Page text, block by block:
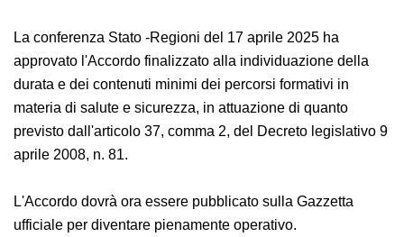
La conferenza Stato -Regioni del 17 aprile 2025 ha
approvato l'Accordo finalizzato alla individuazione della
durata e dei contenuti minimi dei percorsi formativi in
materia di salute e sicurezza, in attuazione di quanto
previsto dall'articolo 37, comma 2, del Decreto
legislativo 9 aprile 2008, n. 81.
L'Accordo dovrà ora essere pubblicato sulla Gazzetta
ufficiale per diventare pienamente operativo.